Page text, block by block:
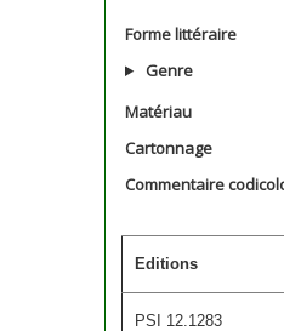
Forme littéraire
Genre
Matériau
Cartonnage
Commentaire
Editions
PSI 12.1283